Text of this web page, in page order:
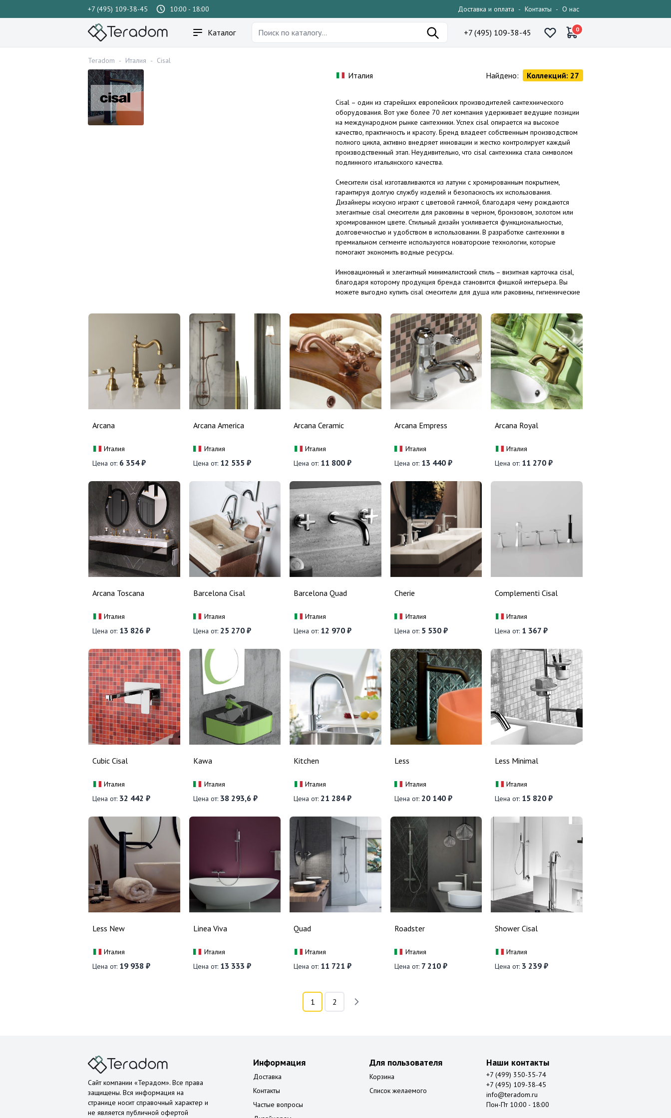
+7 (495) 109-38-45 10:00 - 18:00 Доставка и оплата - Контакты - О нас
Каталог +7 (495) 109-38-45 0
Teradom - Италия - Cisal
Италия Найдено: Коллекций: 27
Cisal – один из старейших европейских производителей сантехнического
оборудования. Вот уже более 70 лет компания удерживает ведущие позиции
на международном рынке сантехники. Успех cisal опирается на высокое
качество, практичность и красоту. Бренд владеет собственным производством
полного цикла, активно внедряет инновации и жестко контролирует каждый
производственный этап. Неудивительно, что cisal сантехника стала символом
подлинного итальянского качества.
Смесители cisal изготавливаются из латуни с хромированным покрытием,
гарантируя долгую службу изделий и безопасность их использования.
Дизайнеры искусно играют с цветовой гаммой, благодаря чему рождаются
элегантные cisal смесители для раковины в черном, бронзовом, золотом или
хромированном цвете. Стильный дизайн усиливается функциональностью,
долговечностью и удобством в использовании. В разработке сантехники в
премиальном сегменте используются новаторские технологии, которые
помогают экономить водные ресурсы.
Инновационный и элегантный минималистский стиль – визитная карточка cisal,
благодаря которому продукция бренда становится фишкой интерьера. Вы
можете выгодно купить cisal смесители для душа или раковины, гигиенические
Arcana
Италия
Цена от: 6 354 ₽
Arcana America
Италия
Цена от:12 535 ₽
Arcana Ceramic
Италия
Цена от: 11 800 ₽
Arcana Empress
Италия
Цена от:13 440 ₽
Arcana Royal
Италия
Цена от: 11 270 ₽
Arcana Toscana
Италия
Цена от: 13 826 ₽
Barcelona Cisal
Италия
Цена от:25 270 ₽
Barcelona Quad
Италия
Цена от: 12 970 ₽
Cherie
Италия
Цена от:5 530 ₽
Complementi Cisal
Италия
Цена от: 1 367 ₽
Cubic Cisal
Италия
Цена от: 32 442 ₽
Kawa
Италия
Цена от:38 293,6 ₽
Kitchen
Италия
Цена от: 21 284 ₽
Less
Италия
Цена от:20 140 ₽
Less Minimal
Италия
Цена от: 15 820 ₽
Less New
Италия
Цена от: 19 938 ₽
Linea Viva
Италия
Цена от:13 333 ₽
Quad
Италия
Цена от: 11 721 ₽
Roadster
Италия
Цена от:7 210 ₽
Shower Cisal
Италия
Цена от: 3 239 ₽
1 2
Сайт компании «Терадом». Все права
защищены. Вся информация на
странице носит справочный характер и
не является публичной офертой
Информация
Доставка
Контакты
Частые вопросы
Для пользователя
Корзина
Список желаемого
Наши контакты
+7 (499) 350-35-74
+7 (495) 109-38-45
info@teradom.ru
Пон-Пт 10:00 - 18:00